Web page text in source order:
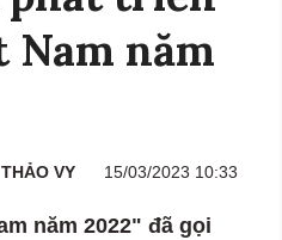
Nam năm
THẢO VY 15/03/2023 10:33
năm 2022" đã gọi